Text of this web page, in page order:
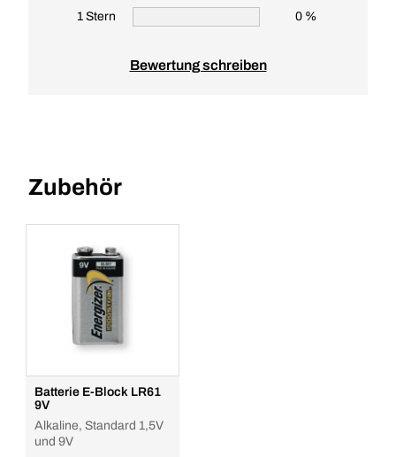
1 Stern 0 %
Bewertung schreiben
Zubehör
Batterie E-Block LR61
9V
Alkaline, Standard 1,5V
und 9V